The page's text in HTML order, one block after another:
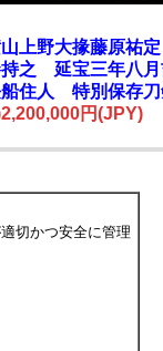
上野大掾藤原祐
持之 延宝三年八
住人 特別保存刀
円(JPY)
切かつ安全に管理